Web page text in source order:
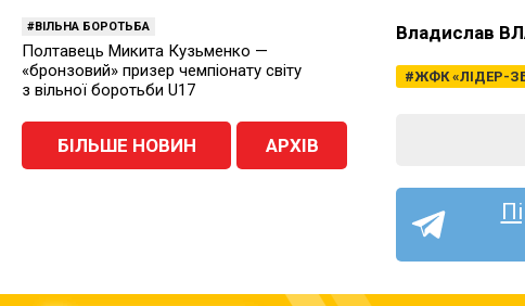
Владислав
ЖФК «ЛІДЕР-
ВІЛЬНА БОРОТЬБА
Полтавець Микита Кузьменко —
«бронзовий» призер чемпіонату світу
з вільної боротьби U17
БІЛЬШЕ НОВИН АРХІВ